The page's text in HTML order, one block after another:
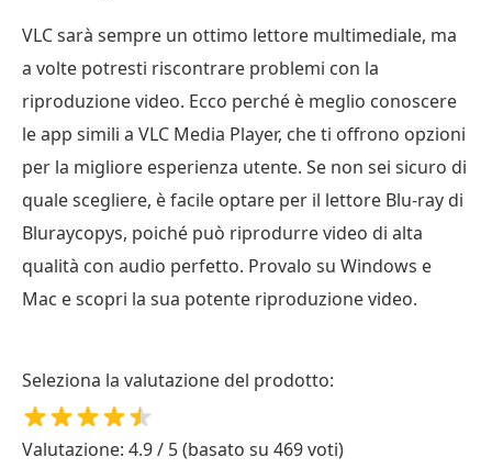
VLC sarà sempre un ottimo lettore multimediale, ma
a volte potresti riscontrare problemi con la
riproduzione video. Ecco perché è meglio conoscere
le app simili a VLC Media Player, che ti offrono opzioni
per la migliore esperienza utente. Se non sei sicuro di
quale scegliere, è facile optare per il lettore Blu-ray di
Bluraycopys, poiché può riprodurre video di alta
qualità con audio perfetto. Provalo su Windows e
Mac e scopri la sua potente riproduzione video.
Seleziona la valutazione del prodotto:
Valutazione: 4.9 / 5 (basato su 469 voti)